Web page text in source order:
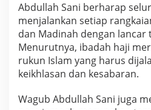
k
J
a
m
b
i
d
r
Abdullah Sani berharap
menjalankan setiap
dan Madinah dengan lancar
Menurutnya, ibadah haji
rukun Islam yang harus
keikhlasan dan kesabaran.
Wagub Abdullah Sani juga